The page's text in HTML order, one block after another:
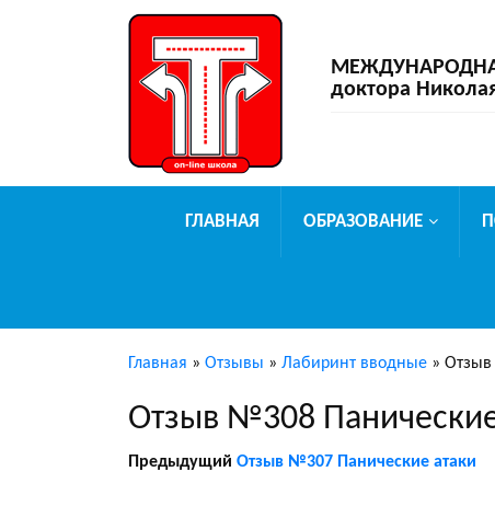
доктора
ГЛАВНАЯ ОБРАЗОВАНИЕ
Главная » Отзывы » Лабиринт вводные » Отзыв
Отзыв №308
Предыдущий Отзыв №307 Панические атаки